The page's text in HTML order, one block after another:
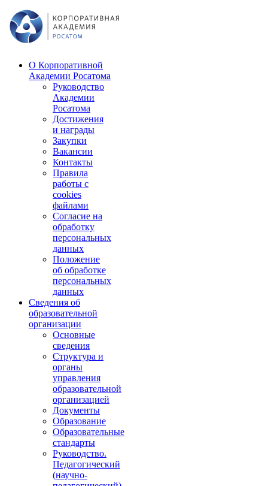
О Корпоративной
Академии Росатома
Руководство
Академии
Росатома
Достижения
и награды
Закупки
Вакансии
Контакты
Правила
работы с
cookies
файлами
Согласие на
обработку
персональных
данных
Положение
об обработке
персональных
данных
Сведения об
образовательной
организации
Основные
сведения
Структура и
органы
управления
образовательной
организацией
Документы
Образование
Образовательные
стандарты
Руководство.
Педагогический
(научно-